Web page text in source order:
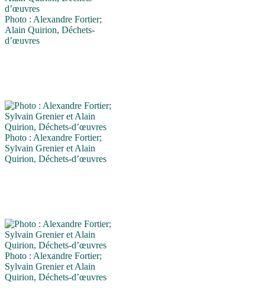
Photo : Alexandre Fortier;
Alain Quirion, Déchets-
d’œuvres
Photo : Alexandre Fortier;
Sylvain Grenier et Alain
Quirion, Déchets-d’œuvres
Photo : Alexandre Fortier;
Sylvain Grenier et Alain
Quirion, Déchets-d’œuvres